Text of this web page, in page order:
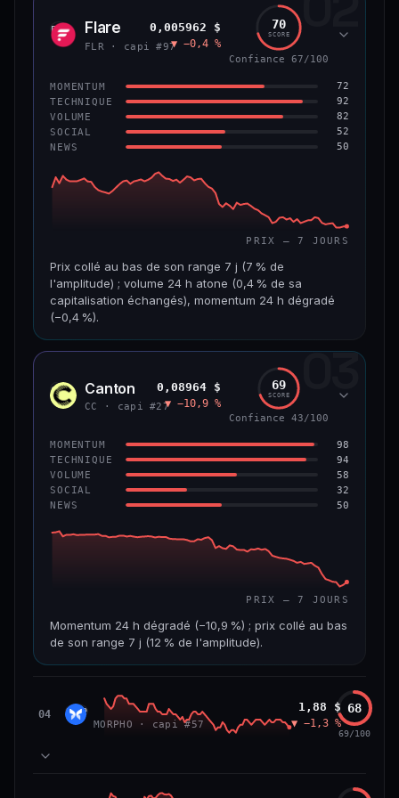
VAR. 7 J VAR. 30 J
+2,5 %
VS ATH
−45,9 %
CONFIANCE 65/100
FLR Flare
FLR · capi #97
0,005962 $
▼ −0,4 %
70
SCORE
Confiance 67/100
MOMENTUM 72
TECHNIQUE 92
VOLUME 82
SOCIAL 52
NEWS 50
PRIX — 7 JOURS
Prix collé au bas de son range 7 j (7 % de
l'amplitude) ; volume 24 h atone (0,4 % de sa
capitalisation échangés), momentum 24 h dégradé
(−0,4 %).
CAP. MARCHÉ VOLUME 24 H
VAR. 7 J VAR. 30 J
−8,8 %
VS ATH
−96,0 %
RANG CAPI.
#97
CONFIANCE 67/100
03
CC Canton
CC · capi #27
0,08964 $
▼ −10,9 %
69
SCORE
Confiance 43/100
MOMENTUM 98
TECHNIQUE 94
VOLUME 58
SOCIAL 32
NEWS 50
PRIX — 7 JOURS
Momentum 24 h dégradé (−10,9 %) ; prix collé au bas
de son range 7 j (12 % de l'amplitude).
3,5 Md$
VAR. 7 J VAR. 30 J
04 MORP Morpho
MORPHO · capi #57
1,88 $
▼ −1,3 %
68
69/100
84